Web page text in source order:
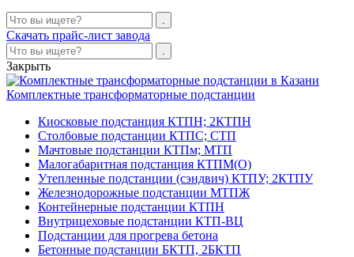
Скачать прайс-лист завода
Закрыть
Комплектные трансформаторные подстанции
Киосковые подстанция КТПН; 2КТПН
Столбовые подстанции КТПС; СТП
Мачтовые подстанции КТПм; МТП
Малогабаритная подстанция КТПМ(О)
Утепленные подстанции (сэндвич) КТПУ; 2КТПУ
Железнодорожные подстанции МТПЖ
Контейнерные подстанции КТПН
Внутрицеховые подстанции КТП-ВЦ
Подстанции для прогрева бетона
Бетонные подстанции БКТП, 2БКТП